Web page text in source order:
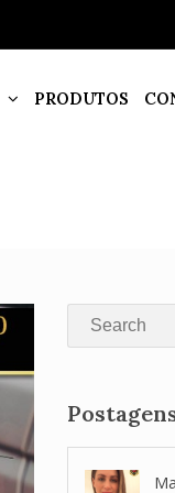
PRODUTOS
Search